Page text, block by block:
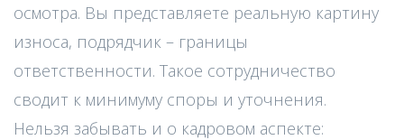
осмотра. Вы представляете реальную картину
износа, подрядчик – границы
ответственности. Такое сотрудничество
сводит к минимуму споры и уточнения.
Нельзя забывать и о кадровом аспекте: